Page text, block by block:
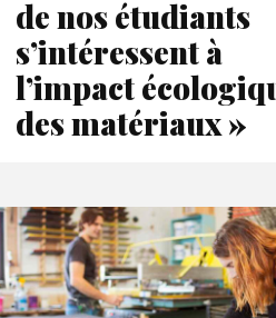
de nos étudiants
s’intéressent à
l’impact
des matériaux »